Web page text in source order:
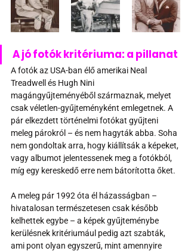
A jó fotók kritériuma: a pillanat
A fotók az USA-ban élő amerikai Neal
Treadwell és Hugh Nini
magángyűjteményéből származnak, melyet
csak véletlen-gyűjteményként emlegetnek. A
pár elkezdett történelmi fotókat gyűjteni
meleg párokról – és nem hagyták abba. Soha
nem gondoltak arra, hogy kiállítsák a képeket,
vagy albumot jelentessenek meg a fotókból,
míg egy kereskedő erre nem bátorította őket.
A meleg pár 1992 óta él házasságban –
hivatalosan természetesen csak később
kelhettek egybe – a képek gyűjteménybe
kerülésnek kritériumául pedig azt szabták,
ami pont olyan egyszerű, mint amennyire